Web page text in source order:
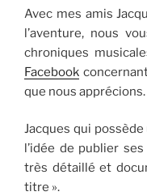
Avec mes amis
l’aventure, nous
chroniques
Facebook
que nous apprécions.
Jacques qui
l’idée de publier ses
très détaillé et
titre ».